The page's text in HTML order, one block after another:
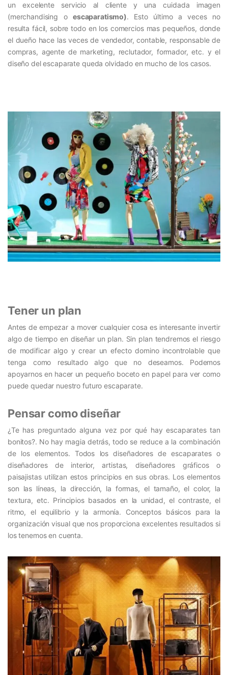
un excelente servicio al cliente y una cuidada imagen
(merchandising o escaparatismo). Esto último a veces no
resulta fácil, sobre todo en los comercios mas pequeños, donde
el dueño hace las veces de vendedor, contable, responsable de
compras, agente de marketing, reclutador, formador, etc. y el
diseño del escaparate queda olvidado en mucho de los casos.
Tener un plan
Antes de empezar a mover cualquier cosa es interesante invertir
algo de tiempo en diseñar un plan. Sin plan tendremos el riesgo
de modificar algo y crear un efecto domino incontrolable que
tenga como resultado algo que no deseamos. Podemos
apoyarnos en hacer un pequeño boceto en papel para ver como
puede quedar nuestro futuro escaparate.
Pensar como diseñar
¿Te has preguntado alguna vez por qué hay escaparates tan
bonitos?. No hay magia detrás, todo se reduce a la combinación
de los elementos. Todos los diseñadores de escaparates o
diseñadores de interior, artistas, diseñadores gráficos o
paisajistas utilizan estos principios en sus obras. Los elementos
son las líneas, la dirección, la formas, el tamaño, el color, la
textura, etc. Principios basados en la unidad, el contraste, el
ritmo, el equilibrio y la armonía. Conceptos básicos para la
organización visual que nos proporciona excelentes resultados si
los tenemos en cuenta.